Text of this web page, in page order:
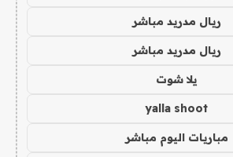
ريال مدريد مباشر
ريال مدريد مباشر
يلا شوت
yalla shoot
مباريات اليوم مباشر